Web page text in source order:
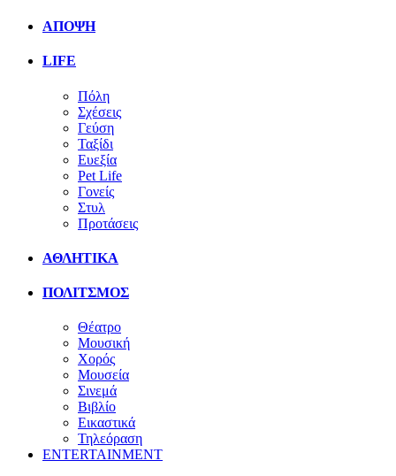
ΑΠΟΨΗ
LIFE
Πόλη
Σχέσεις
Γεύση
Ταξίδι
Ευεξία
Pet Life
Γονείς
Στυλ
Προτάσεις
ΑΘΛΗΤΙΚΑ
ΠΟΛΙΤΣΜΟΣ
Θέατρο
Μουσική
Χορός
Μουσεία
Σινεμά
Βιβλίο
Εικαστικά
Τηλεόραση
ENTERTAINMENT